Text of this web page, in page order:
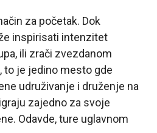
za početak. Dok
inspirisati intenzitet
ili zrači zvezdanom
to je jedino mesto gde
udruživanje i druženje na
zajedno za svoje
Odavde, ture uglavnom